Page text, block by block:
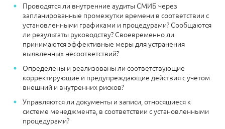
Проводятся ли внутренние аудиты СМИБ через
запланированные промежутки времени в соответствии с
установленными графиками и процедурами? Сообщаются
ли результаты руководству? Своевременно ли
принимаются эффективные меры для устранения
выявленных несоответствий?
Определены и реализованы ли соответствующие
корректирующие и предупреждающие действия с учетом
внешний и внутренних рисков?
Управляются ли документы и записи, относящиеся к
системе менеджмента, в соответствии с установленными
процедурами?